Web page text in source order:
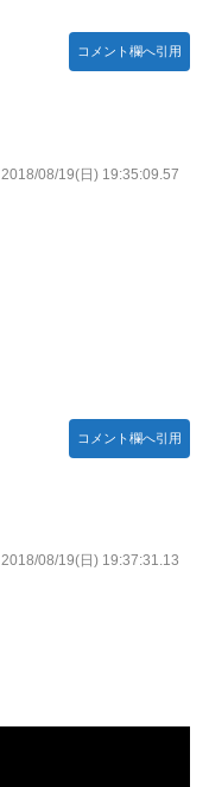
コメント欄へ引用
2018/08/19(日) 19:35:09.57
コメント欄へ引用
2018/08/19(日) 19:37:31.13